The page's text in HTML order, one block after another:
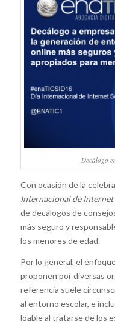
Decálogo
Con ocasión de la
Internacional de Internet
de decálogos de
más seguro y
los menores de edad.
Por lo general, el
proponen por diversas
referencia suele
al entorno escolar, e
loable al tratarse de los